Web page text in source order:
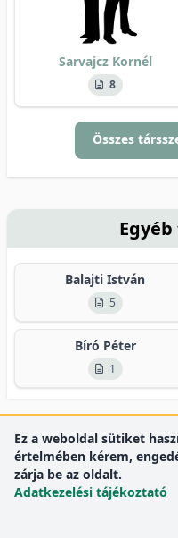
Sarvajcz Kornél
8
Összes
Balajti István
5
Bíró Péter
1
Ez a weboldal sütiket
értelmében kérem,
zárja be az oldalt.
Adatkezelési tájékoztató